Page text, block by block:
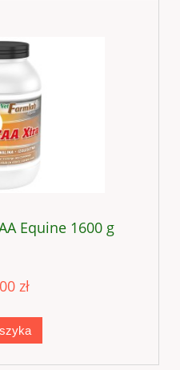
Equine 1600 g
zł